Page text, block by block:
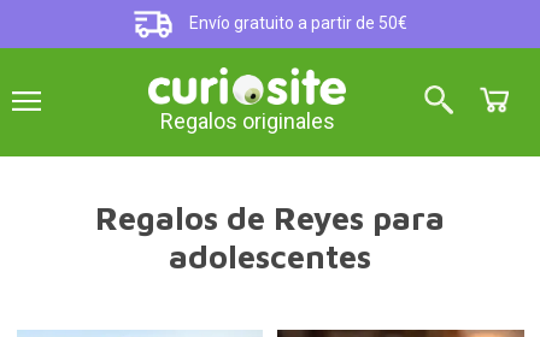
Envío gratuito a partir de 50€
Regalos originales
Regalos de Reyes para
adolescentes